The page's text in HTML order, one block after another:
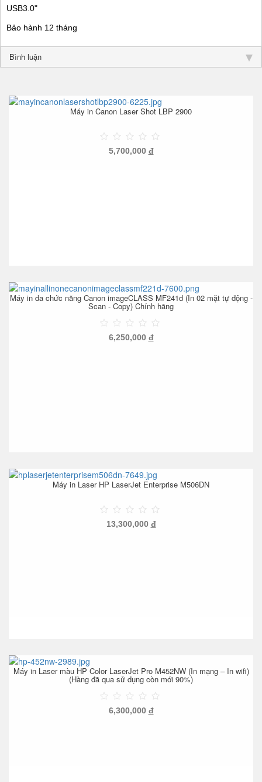
USB3.0"
Bảo hành 12 tháng
Bình luận
Máy in Canon Laser Shot LBP 2900
5,700,000 đ
Máy in đa chức năng Canon imageCLASS MF241d (In 02 mặt tự động -
Scan - Copy) Chính hãng
6,250,000 đ
Máy in Laser HP LaserJet Enterprise M506DN
13,300,000 đ
Máy in Laser màu HP Color LaserJet Pro M452NW (In mạng – In wifi)
(Hàng đã qua sử dụng còn mới 90%)
6,300,000 đ